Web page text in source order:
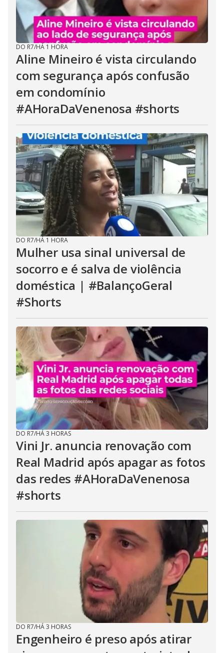
DO R7/HÁ 1 HORA
Aline Mineiro é vista circulando
com segurança após confusão
em condomínio
#AHoraDaVenenosa #shorts
DO R7/HÁ 1 HORA
Mulher usa sinal universal de
socorro e é salva de violência
doméstica | #BalançoGeral
#Shorts
DO R7/HÁ 3 HORAS
Vini Jr. anuncia renovação com
Real Madrid após apagar as fotos
das redes #AHoraDaVenenosa
#shorts
DO R7/HÁ 3 HORAS
Engenheiro é preso após atirar